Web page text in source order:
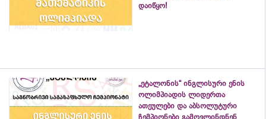
დაიწყო!
„ეტალონის“ ინგლისური ენის
ოლიმპიადის ლიდერთა
ათეულები და აბსოლუტური
ჩემპიონები გამოვლინდნენ